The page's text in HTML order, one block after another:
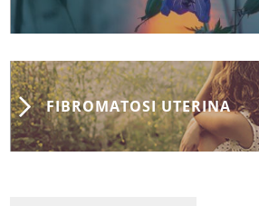
FIBROMATOSI UTERINA